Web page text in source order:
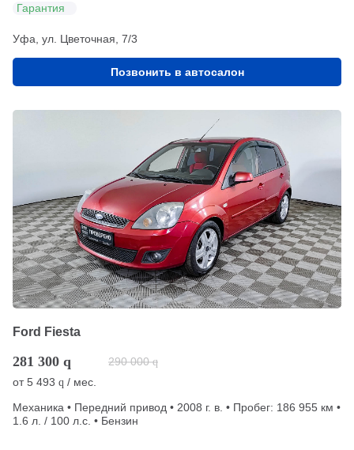
Гарантия
Уфа, ул. Цветочная, 7/3
Позвонить в автосалон
Ford Fiesta
281 300 q 290 000 q
от5 493 q / мес.
Механика • Передний привод • 2008 г. в. • Пробег: 186 955 км •
1.6 л. / 100 л.с. • Бензин